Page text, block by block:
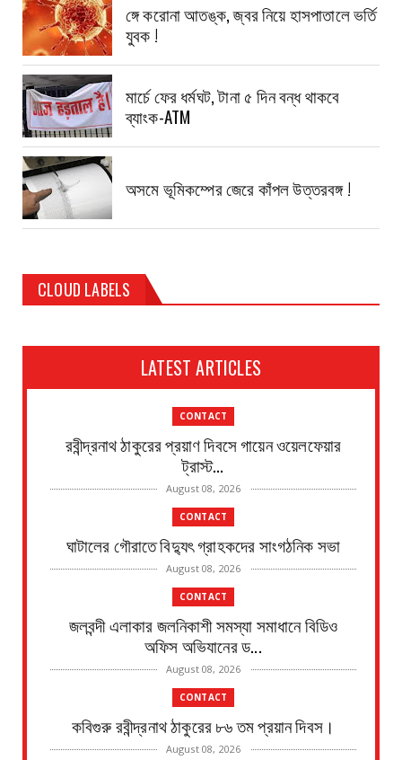
ঙ্গে করোনা আতঙ্ক, জ্বর নিয়ে হাসপাতালে ভর্তি
যুবক !
মার্চে ফের ধর্মঘট, টানা ৫ দিন বন্ধ থাকবে
ব্যাংক-ATM
অসমে ভূমিকম্পের জেরে কাঁপল উত্তরবঙ্গ !
CLOUD LABELS
LATEST ARTICLES
CONTACT
রবীন্দ্রনাথ ঠাকুরের প্রয়াণ দিবসে গায়েন ওয়েলফেয়ার
ট্রাস্ট...
August 08, 2026
CONTACT
ঘাটালের গৌরাতে বিদ্যুৎ গ্রাহকদের সাংগঠনিক সভা
August 08, 2026
CONTACT
জলবন্দী এলাকার জলনিকাশী সমস্যা সমাধানে বিডিও
অফিস অভিযানের ড...
August 08, 2026
CONTACT
কবিগুরু রবীন্দ্রনাথ ঠাকুরের ৮৬ তম প্রয়ান দিবস।
August 08, 2026